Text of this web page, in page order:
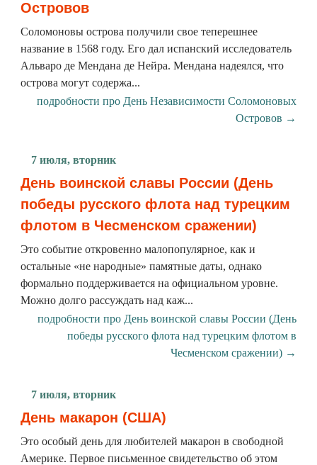
Островов
Соломоновы острова получили свое теперешнее
название в 1568 году. Его дал испанский исследователь
Альваро де Мендана де Нейра. Мендана надеялся, что
острова могут содержа...
подробности про День Независимости Соломоновых
Островов →
7 июля, вторник
День воинской славы России (День
победы русского флота над турецким
флотом в Чесменском сражении)
Это событие откровенно малопопулярное, как и
остальные «не народные» памятные даты, однако
формально поддерживается на официальном уровне.
Можно долго рассуждать над каж...
подробности про День воинской славы России (День
победы русского флота над турецким флотом в
Чесменском сражении) →
7 июля, вторник
День макарон (США)
Это особый день для любителей макарон в свободной
Америке. Первое письменное свидетельство об этом